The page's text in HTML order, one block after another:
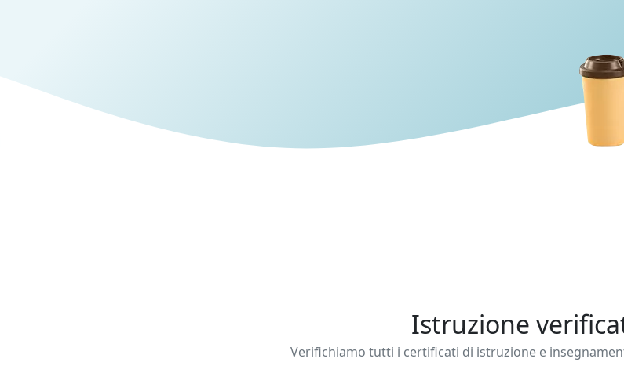
Istruzione
Verifichiamo tutti i certificati di istruzione e